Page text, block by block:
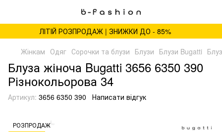
ЛІТІЙ РОЗПРОДАЖ | ЗНИЖКИ ДО - 85%
Жінкам Одяг Сорочки та блузи Блузи Блузи Bugatti
Блуза жіноча Bugatti 3656 6350 390
Різнокольорова 34
Артикул: 3656 6350 390 Написати відгук
РОЗПРОДАЖ